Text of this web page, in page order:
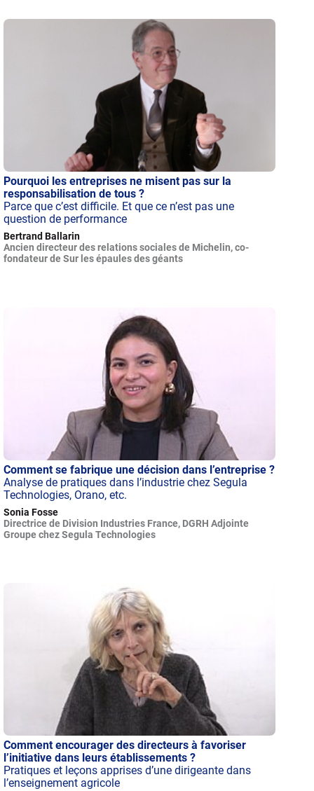
Pourquoi les entreprises ne misent pas sur la
responsabilisation de tous ?
Parce que c’est difficile. Et que ce n’est pas une
question de performance
Bertrand Ballarin
Ancien directeur des relations sociales de Michelin, co-
fondateur de Sur les épaules des géants
Comment se fabrique une décision dans l’entreprise ?
Analyse de pratiques dans l’industrie chez Segula
Technologies, Orano, etc.
Sonia Fosse
Directrice de Division Industries France, DGRH Adjointe
Groupe chez Segula Technologies
Comment encourager des directeurs à favoriser
l’initiative dans leurs établissements ?
Pratiques et leçons apprises d’une dirigeante dans
l’enseignement agricole